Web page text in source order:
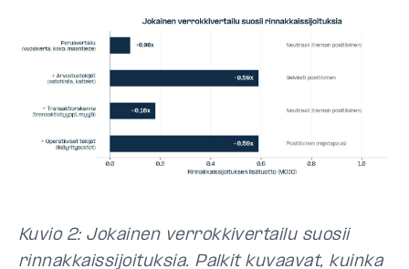
Kuvio 2: Jokainen verrokkivertailu suosii
rinnakkaissijoituksia. Palkit kuvaavat, kuinka